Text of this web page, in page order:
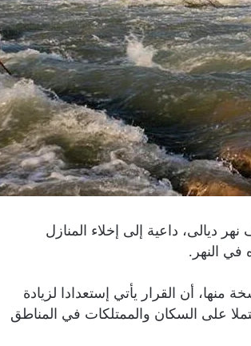
ديالى، داعية إلى إخلاء المنازل
في النهر.
منها، أن القرار يأتي إستعدادا لزيادة
على السكان والممتلكات في المناطق